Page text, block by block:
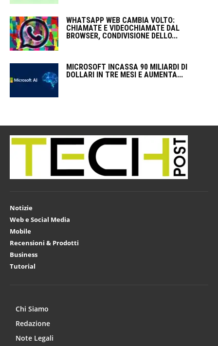
WHATSAPP WEB CAMBIA VOLTO:
CHIAMATE E VIDEOCHIAMATE DAL
BROWSER, CONDIVISIONE DELLO...
MICROSOFT INCASSA 90 MILIARDI DI
DOLLARI IN TRE MESI E AUMENTA...
Notizie
Web e Social Media
Mobile
Recensioni & Prodotti
Business
Tutorial
Chi Siamo
Redazione
Note Legali